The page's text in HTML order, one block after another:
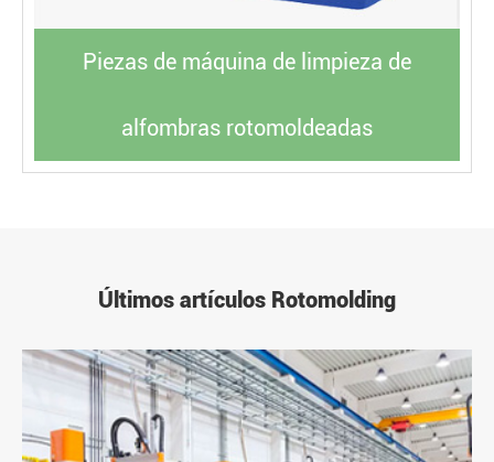
Piezas de máquina de limpieza de
alfombras rotomoldeadas
Últimos artículos Rotomolding